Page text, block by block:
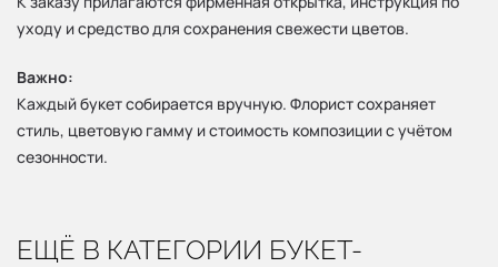
уходу и средство для сохранения свежести цветов.
Важно:
Каждый букет собирается вручную. Флорист сохраняет
стиль, цветовую гамму и стоимость композиции с учётом
сезонности.
ЕЩЁ В КАТЕГОРИИ БУКЕТ-